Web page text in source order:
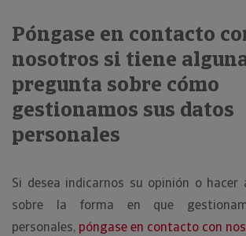
Póngase en contacto
nosotros si tiene
pregunta sobre cómo
gestionamos sus datos
personales
Si desea indicarnos su opinión o hacer
sobre la forma en que
personales, póngase en contacto con